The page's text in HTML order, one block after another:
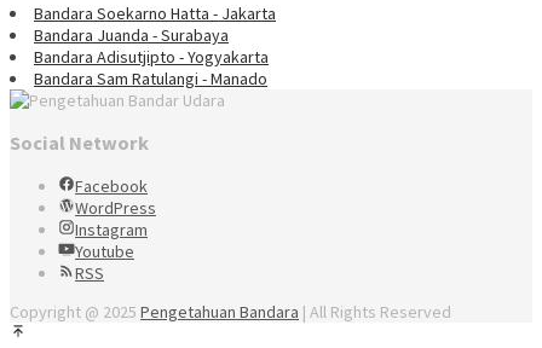
Bandara Soekarno Hatta - Jakarta
Bandara Juanda - Surabaya
Bandara Adisutjipto - Yogyakarta
Bandara Sam Ratulangi - Manado
Social Network
Facebook
WordPress
Instagram
Youtube
RSS
Copyright @ 2025 Pengetahuan Bandara | All Rights Reserved